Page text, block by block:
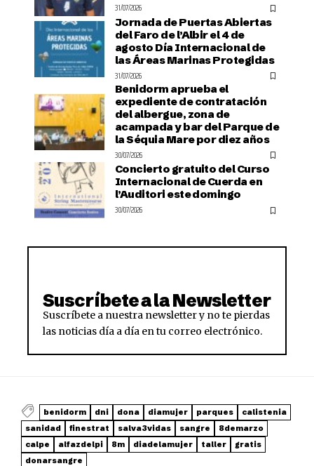
31/07/2026
Jornada de Puertas Abiertas
del Faro de l’Albir el 4 de
agosto Día Internacional de
las Áreas Marinas Protegidas
31/07/2026
Benidorm aprueba el
expediente de contratación
del albergue, zona de
acampada y bar del Parque de
la Séquia Mare por diez años
30/07/2026
Concierto gratuito del Curso
Internacional de Cuerda en
l’Auditori este domingo
30/07/2026
Suscríbete a la Newsletter
Suscríbete a nuestra newsletter y no te pierdas
las noticias día a día en tu correo electrónico.
benidorm dni dona diamujer parques
calistenia
sanidad
finestrat salva3vidas sangre
8demarzo
calpe
alfazdelpi 8m diadelamujer taller
gratis
donarsangre